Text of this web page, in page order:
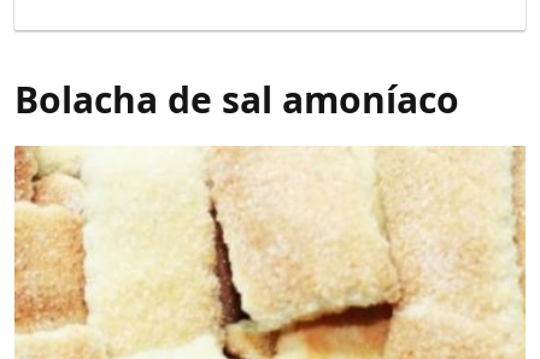
Bolacha de sal amoníaco